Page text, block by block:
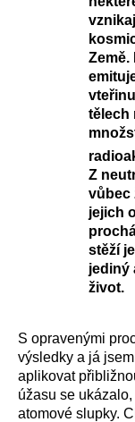
Země.
tělech
Z
vůbec
jejich
stěží
jediný
život.
S opravenými
výsledky a já
aplikovat
úžasu se
atomové slupky.